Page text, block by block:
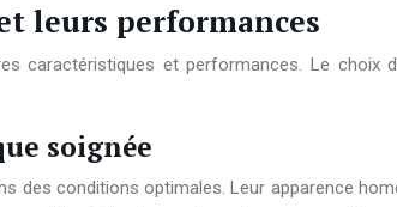
leurs performances
caractéristiques et performances. Le choix
soignée
des conditions optimales. Leur apparence